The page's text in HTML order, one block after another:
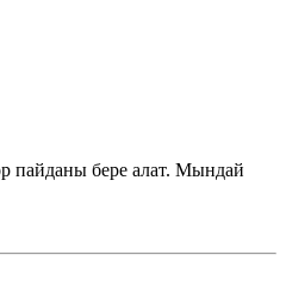
пайданы бере алат. Мындай